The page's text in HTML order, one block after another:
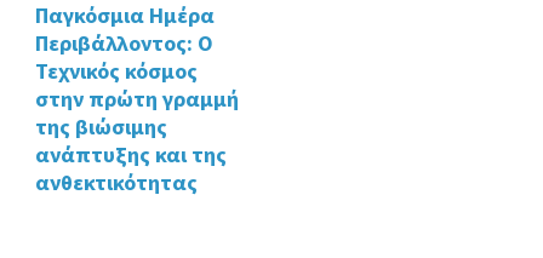
Παγκόσμια Ημέρα
Περιβάλλοντος: Ο
Τεχνικός κόσμος
στην πρώτη γραμμή
της βιώσιμης
ανάπτυξης και της
ανθεκτικότητας